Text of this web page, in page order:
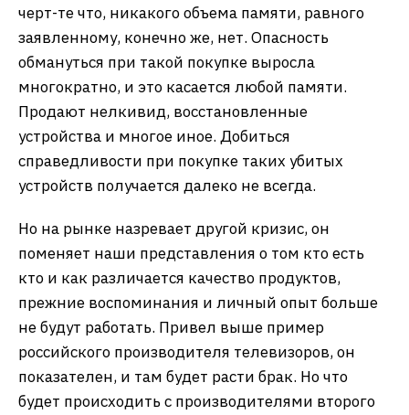
черт-те что, никакого объема памяти, равного
заявленному, конечно же, нет. Опасность
обмануться при такой покупке выросла
многократно, и это касается любой памяти.
Продают нелкивид, восстановленные
устройства и многое иное. Добиться
справедливости при покупке таких убитых
устройств получается далеко не всегда.
Но на рынке назревает другой кризис, он
поменяет наши представления о том кто есть
кто и как различается качество продуктов,
прежние воспоминания и личный опыт больше
не будут работать. Привел выше пример
российского производителя телевизоров, он
показателен, и там будет расти брак. Но что
будет происходить с производителями второго